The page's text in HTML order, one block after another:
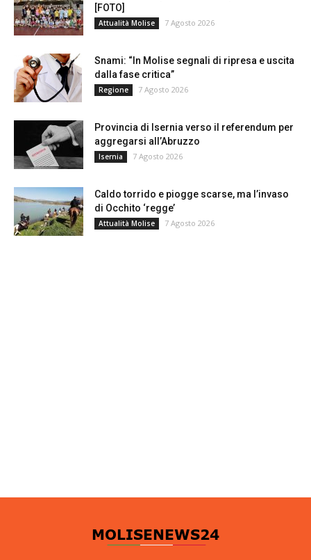
[FOTO]
Attualità Molise 7 Agosto 2026
Snami: “In Molise segnali di ripresa e uscita
dalla fase critica”
Regione 7 Agosto 2026
Provincia di Isernia verso il referendum per
aggregarsi all’Abruzzo
Isernia 7 Agosto 2026
Caldo torrido e piogge scarse, ma l’invaso
di Occhito ‘regge’
Attualità Molise 7 Agosto 2026